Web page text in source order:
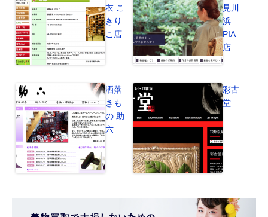
衣 こ
きり
こ店
見川
浜
PIA
店
洒落
きも
の 助
六
彩古
堂